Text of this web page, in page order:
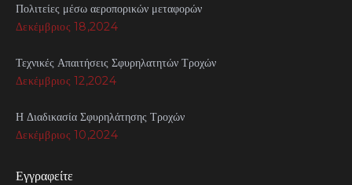
Πολιτείες μέσω αεροπορικών μεταφορών
Δεκέμβριος 18,2024
Τεχνικές Απαιτήσεις Σφυρηλατητών Τροχών
Δεκέμβριος 12,2024
Η Διαδικασία Σφυρηλάτησης Τροχών
Δεκέμβριος 10,2024
Εγγραφείτε